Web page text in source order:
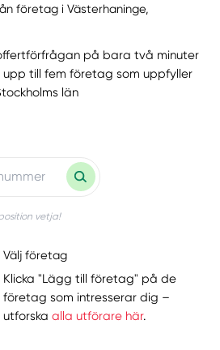
företag i Västerhaninge,
på bara två minuter
upp till fem företag som uppfyller
län
vetja!
Välj företag
Klicka "Lägg till företag" på de
företag som intresserar dig –
utforskaalla utförare här.